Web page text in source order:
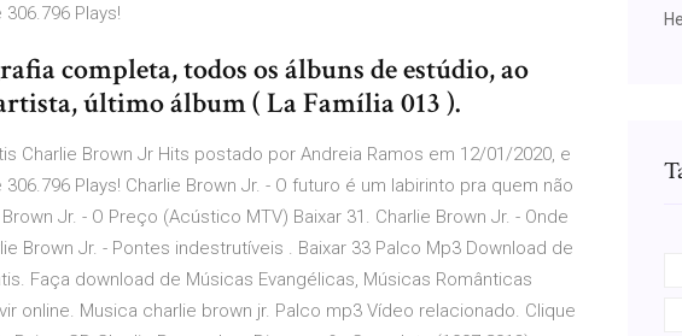
Plays!
completa, todos os álbuns de estúdio, ao
último álbum ( La Família 013 ).
Charlie Brown Jr Hits postado por Andreia Ramos em 12/01/2020, e
Plays! Charlie Brown Jr. - O futuro é um labirinto pra quem não
Jr. - O Preço (Acústico MTV) Baixar 31. Charlie Brown Jr. - Onde
Brown Jr. - Pontes indestrutíveis . Baixar 33 Palco Mp3 Download de
Faça download de Músicas Evangélicas, Músicas Românticas
online. Musica charlie brown jr. Palco mp3 Vídeo relacionado. Clique